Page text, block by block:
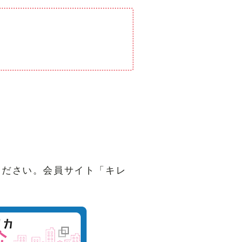
さい。会員サイト「キレ